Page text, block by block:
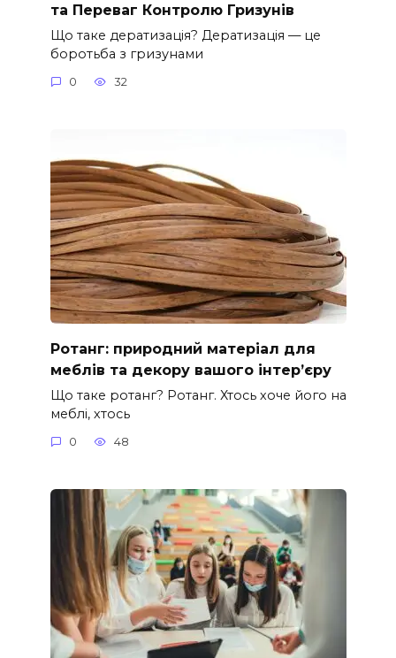
та Переваг Контролю Гризунів
Що таке дератизація? Дератизація — це
боротьба з гризунами
0 32
Ротанг: природний матеріал для
меблів та декору вашого інтер’єру
Що таке ротанг? Ротанг. Хтось хоче його на
меблі, хтось
0 48